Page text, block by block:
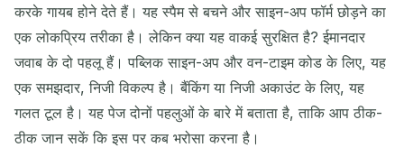
करके गायब होने देते हैं। यह स्पैम से बचने और साइन-अप फॉर्म छोड़ने का
एक लोकप्रिय तरीका है। लेकिन क्या यह वाकई सुरक्षित है? ईमानदार
जवाब के दो पहलू हैं। पब्लिक साइन-अप और वन-टाइम कोड के लिए, यह
एक समझदार, निजी विकल्प है। बैंकिंग या निजी अकाउंट के लिए, यह
गलत टूल है। यह पेज दोनों पहलुओं के बारे में बताता है, ताकि आप ठीक-
ठीक जान सकें कि इस पर कब भरोसा करना है।